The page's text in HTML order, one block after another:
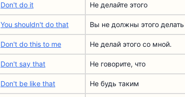
Don't do it Не делайте этого
You shouldn't do that Вы не должны этого делать
Don't do this to me Не делай этого со мной.
Don't say that Не говорите, что
Don't be like that Не будь таким